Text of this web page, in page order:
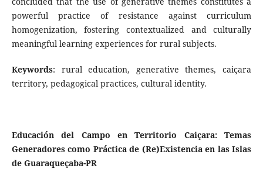
powerful practice of resistance against curriculum
homogenization, fostering contextualized and culturally
meaningful learning experiences for rural subjects.
Keywords: rural education, generative themes, caiçara
territory, pedagogical practices, cultural identity.
Educación del Campo en Territorio Caiçara: Temas
Generadores como Práctica de (Re)Existencia en las Islas
de Guaraqueçaba-PR